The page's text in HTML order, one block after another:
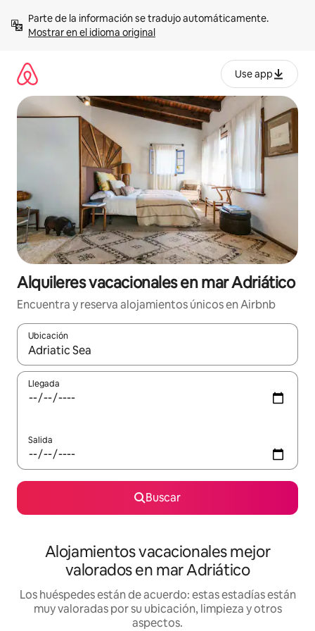
contenidoMostrar en el idioma original
Use app
Alquileres vacacionales en mar Adriático
Encuentra y reserva alojamientos únicos en Airbnb
Ubicación
Cuando los resultados estén disponibles, navega con las
Llegada
Salida
Buscar
Alojamientos vacacionales mejor
valorados en mar Adriático
Los huéspedes están de acuerdo: estas estadías están
muy valoradas por su ubicación, limpieza y otros
aspectos.